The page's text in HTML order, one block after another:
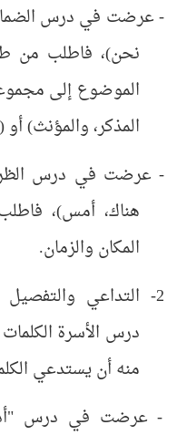
- عرضت في درس الضمائر
نحن)، فاطلب من
الموضوع إلى
المذكر، والمؤنث)
- عرضت في درس الظرف
هناك، أمس)،
المكان والزمان.
2- التداعي
درس الأسرة
منه أن يستدعي
- عرضت في درس